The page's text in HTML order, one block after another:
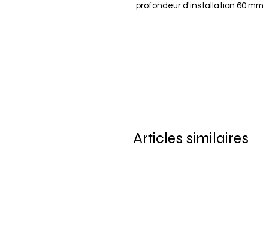
profondeur d'installation 60 mm
Articles similaires